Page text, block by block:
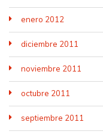
enero 2012
diciembre 2011
noviembre 2011
octubre 2011
septiembre 2011